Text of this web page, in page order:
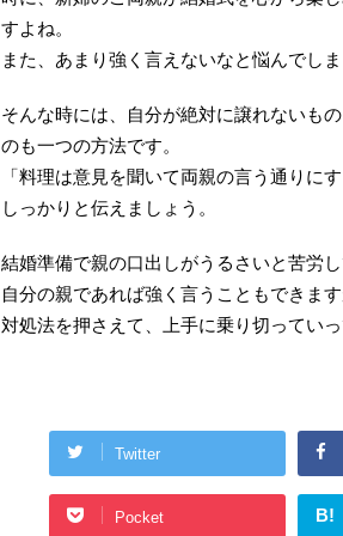
すよね。
また、あまり強く言えないなと悩んでし
そんな時には、自分が絶対に譲れないも
のも一つの方法です。
「料理は意見を聞いて両親の言う通りに
しっかりと伝えましょう。
結婚準備で親の口出しがうるさいと苦労
自分の親であれば強く言うこともできま
対処法を押さえて、上手に乗り切ってい
Twitter
Pocket B!